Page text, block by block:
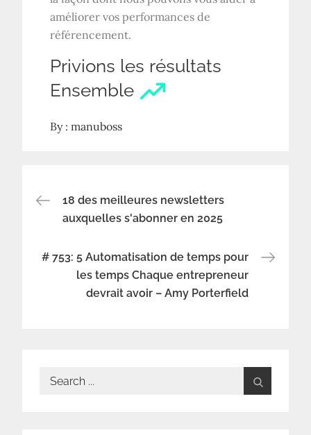
améliorer vos performances de
référencement.
Privions les résultats
Ensemble
By :manuboss
Navigation
de
l’article
18 des meilleures newsletters
auxquelles s'abonner en 2025
# 753: 5 Automatisation de temps pour
les temps Chaque entrepreneur
devrait avoir – Amy Porterfield
Search